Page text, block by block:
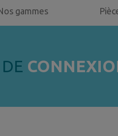
gammes